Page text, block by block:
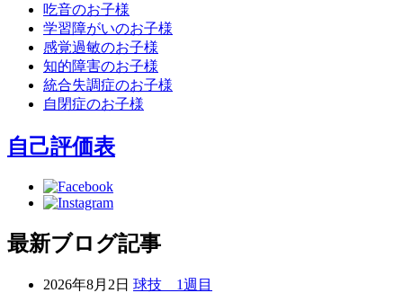
吃音のお子様
学習障がいのお子様
感覚過敏のお子様
知的障害のお子様
統合失調症のお子様
自閉症のお子様
自己評価表
最新ブログ記事
2026年8月2日 球技 1週目